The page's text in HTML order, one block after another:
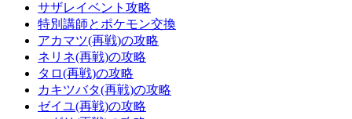
サザレイベント攻略
特別講師とポケモン交換
アカマツ(再戦)の攻略
ネリネ(再戦)の攻略
タロ(再戦)の攻略
カキツバタ(再戦)の攻略
ゼイユ(再戦)の攻略